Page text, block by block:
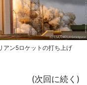
アン5ロケットの打ち上げ
(次回に続く)